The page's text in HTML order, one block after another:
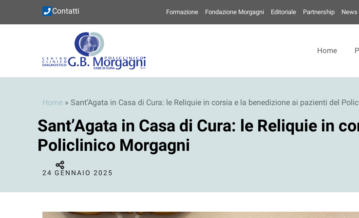
Contatti Formazione Fondazione Morgagni Editoriale Partnership News
Home
Home » Sant’Agata in Casa di Cura: le Reliquie in corsia e la benedizione ai pazienti del
Sant’Agata in Casa di Cura: le Reliquie in
Policlinico Morgagni
24 GENNAIO 2025